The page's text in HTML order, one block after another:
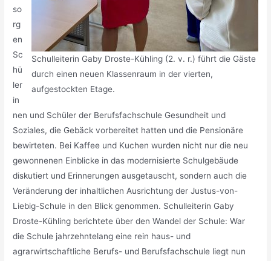
Schulleiterin Gaby Droste-Kühling (2. v. r.) führt die Gäste
durch einen neuen Klassenraum in der vierten,
aufgestockten Etage.
so
rg
en
Sc
hü
ler
in
nen und Schüler der Berufsfachschule Gesundheit und
Soziales, die Gebäck vorbereitet hatten und die Pensionäre
bewirteten. Bei Kaffee und Kuchen wurden nicht nur die neu
gewonnenen Einblicke in das modernisierte Schulgebäude
diskutiert und Erinnerungen ausgetauscht, sondern auch die
Veränderung der inhaltlichen Ausrichtung der Justus-von-
Liebig-Schule in den Blick genommen. Schulleiterin Gaby
Droste-Kühling berichtete über den Wandel der Schule: War
die Schule jahrzehntelang eine rein haus- und
agrarwirtschaftliche Berufs- und Berufsfachschule liegt nun